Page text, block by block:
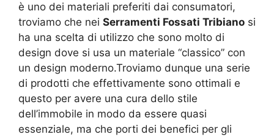
è uno dei materiali preferiti dai consumatori,
troviamo che nei Serramenti Fossati Tribiano si
ha una scelta di utilizzo che sono molto di
design dove si usa un materiale “classico” con
un design moderno.Troviamo dunque una serie
di prodotti che effettivamente sono ottimali e
questo per avere una cura dello stile
dell’immobile in modo da essere quasi
essenziale, ma che porti dei benefici per gli